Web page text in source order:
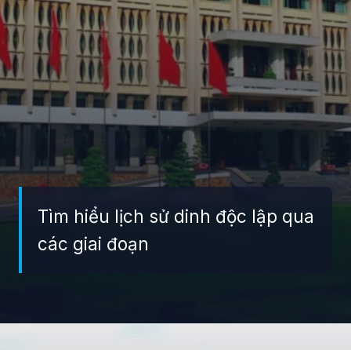
Tìm hiểu lịch sử dinh độc lập qua
các giai đoạn